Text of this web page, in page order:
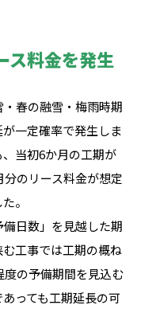
ス料金を発生
春の融雪・梅雨時期
一定確率で発生しま
当初6か月の工期が
のリース料金が想定
。
日数」を見越した期
工事では工期の概ね
の予備期間を見込む
っても工期延長の可